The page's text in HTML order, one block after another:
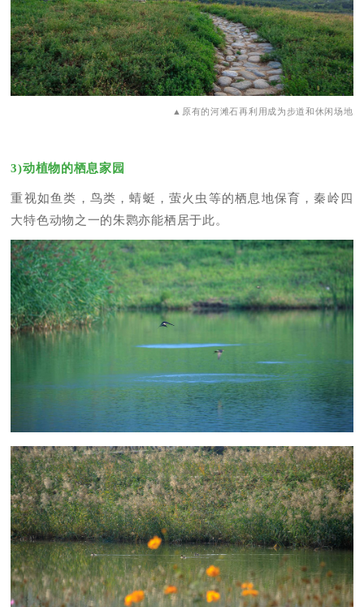
▲原有的河滩石再利用成为步道和休闲场地
3)动植物的栖息家园
重视如鱼类，鸟类，蜻蜓，萤火虫等的栖息地保育，秦岭四
大特色动物之一的朱鹮亦能栖居于此。